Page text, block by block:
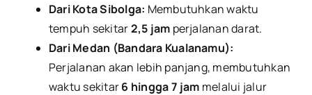
Dari Kota Sibolga: Membutuhkan waktu
tempuh sekitar2,5 jam perjalanan darat.
Dari Medan (Bandara Kualanamu):
Perjalanan akan lebih panjang, membutuhkan
waktu sekitar6 hingga 7 jam melalui jalur